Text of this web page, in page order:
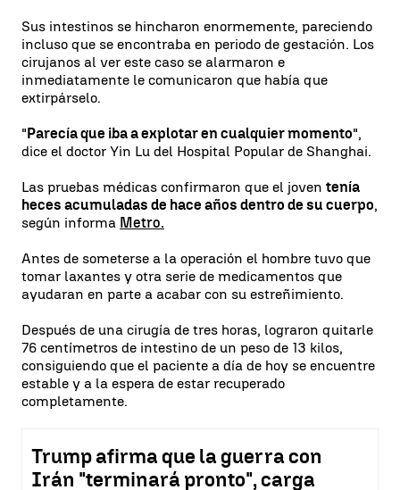
Sus intestinos se hincharon enormemente, pareciendo
incluso que se encontraba en periodo de gestación. Los
cirujanos al ver este caso se alarmaron e
inmediatamente le comunicaron que había que
extirpárselo.
"Parecía que iba a explotar en cualquier momento",
dice el doctor Yin Lu del Hospital Popular de Shanghai.
Las pruebas médicas confirmaron que el joven tenía
heces acumuladas de hace años dentro de su cuerpo,
según informa Metro.
Antes de someterse a la operación el hombre tuvo que
tomar laxantes y otra serie de medicamentos que
ayudaran en parte a acabar con su estreñimiento.
Después de una cirugía de tres horas, lograron quitarle
76 centímetros de intestino de un peso de 13 kilos,
consiguiendo que el paciente a día de hoy se encuentre
estable y a la espera de estar recuperado
completamente.
Trump afirma que la guerra con
Irán "terminará pronto", carga